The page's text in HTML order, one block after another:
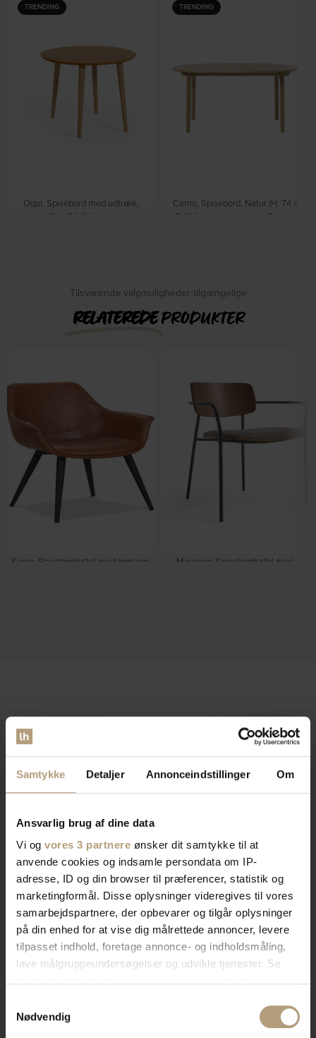
Samtykke Detaljer Annonceindstillinger Om
Ansvarlig brug af dine data
Vi og vores 3 partnere ønsker dit samtykke til at
anvende cookies og indsamle persondata om IP-
adresse, ID og din browser til præferencer, statistik og
marketingformål. Disse oplysninger videregives til vores
samarbejdspartnere, der opbevarer og tilgår oplysninger
på din enhed for at vise dig målrettede annoncer, levere
tilpasset indhold, foretage annonce- og indholdsmåling,
lave målgruppeundersøgelser og udvikle tjenester. Se
tilbage eller ændre indstillinger fra vores
"Cookiedeklaration", eller ved at trykke på "Privacy
Nødvendig
TRENDING
Oqui, Spisebord med udtræk,
natur, H74x170x90 cm by Kave
TRENDING
Carno, Spisebord, Natur (H: 74 x
B: 120 cm.) by Nordique Design
Tilsvarende valgmuligheder tilgængelige
RELATEREDEPRODUKTER
Signe, Spisebordsstol med armlæn,
Maureen, Spisebordsstol med
Vi er specialisterindenfor
indretning af private hjem og
erhvervslokaler​
Vores brede sortiment forvandler dit rum med stil og
funktionalitet. Find tidløst design, æstetik, eller
farverigt interiør. Vi har skænke, TV-borde, bordben,
og mere, der afspejler din stil. Vores produkter
kombinerer skønhed og praktik for et hjem der
Bliv kontaktet af en salgskonsulent